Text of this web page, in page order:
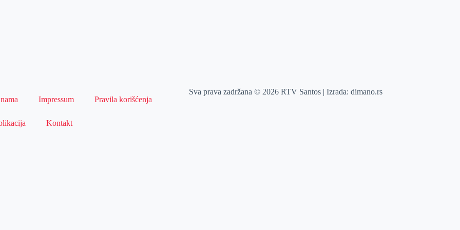
Impressum Pravila korišćenja
Kontakt
Sva prava zadržana © 2026 RTV Santos | Izrada:dimano.rs